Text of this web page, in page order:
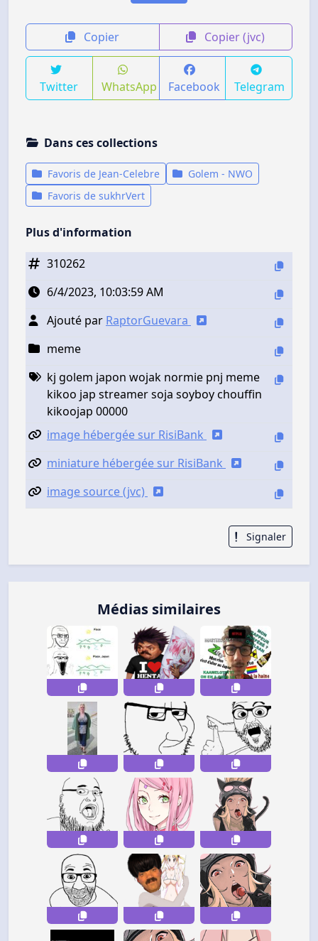
Copier Copier (jvc)
Twitter WhatsApp Facebook Telegram
Dans ces collections
Favoris de Jean-Celebre
Golem - NWO
Favoris de sukhrVert
Plus d'information
310262
6/4/2023, 10:03:59 AM
Ajouté par RaptorGuevara
meme
kj golem japon wojak normie pnj meme
kikoo jap streamer soja soyboy chouffin
kikoojap 00000
image hébergée sur RisiBank
miniature hébergée sur RisiBank
image source (jvc)
Signaler
Médias similaires